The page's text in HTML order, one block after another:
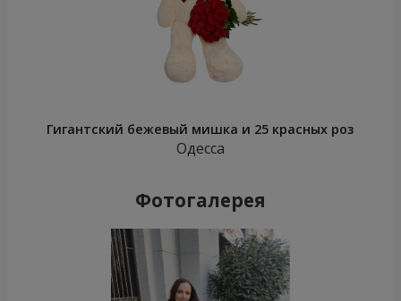
Гигантский бежевый мишка и 25 красных роз
Одесса
Фотогалерея